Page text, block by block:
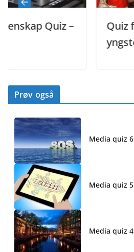
Quiz –
Quiz for
yngste –
Prøv også
Media quiz
Media quiz
Media quiz